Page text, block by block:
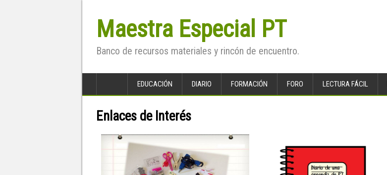
Maestra Especial PT
Banco de recursos materiales y rincón de encuentro.
EDUCACIÓN DIARIO FORMACIÓN FORO LECTURA FÁCIL
Enlaces de Interés